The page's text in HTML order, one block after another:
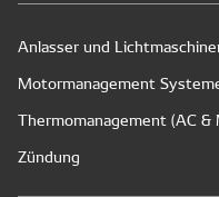
Anlasser und
Motormanagement
Thermomanagement (AC
Zündung